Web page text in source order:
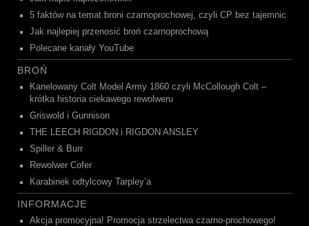
5 faktów na temat broni czarnoprochowej, czyli CP bez tajemnic
Jak najlepiej przenosić broń czarnoprochową
Polecane kanały YouTube
BROŃ
Kanelowany Colt Model Army 1860 czyli McCollough Colt –
krótka historia ciekawego rewolweru
Griswold i Gunnison
THE LEECH RIGDON i RIGDON ANSLEY
Spiller & Burr
Rewolwer Cofer
Karabinek odtylcowy Tarpley’a
INFORMACJE
Akcja promocyjna! Promocja strzelectwa czarno-prochowego!